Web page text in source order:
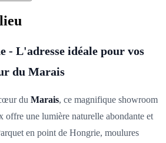
- L'adresse idéale pour vos
du Marais
du Marais, ce magnifique showroom
offre une lumière naturelle abondante et
en point de Hongrie, moulures